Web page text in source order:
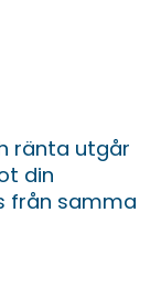
ränta utgår
din
från samma